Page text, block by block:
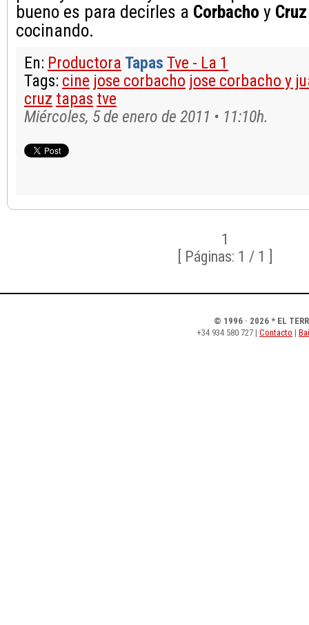
bueno es para decirles a Corbacho y Cruz
cocinando.
En: Productora Tapas Tve - La 1
Tags: cine jose corbacho jose corbacho y
cruz tapas tve
Miércoles, 5 de enero de 2011 • 11:10h.
1
[ Páginas: 1 / 1 ]
© 1996 · 2026 * EL
+34 934 580 727 | Contacto |